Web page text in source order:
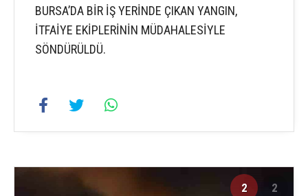
BURSA’DA BİR İŞ YERİNDE ÇIKAN YANGIN,
İTFAİYE EKİPLERİNİN MÜDAHALESİYLE
SÖNDÜRÜLDÜ.
2 2